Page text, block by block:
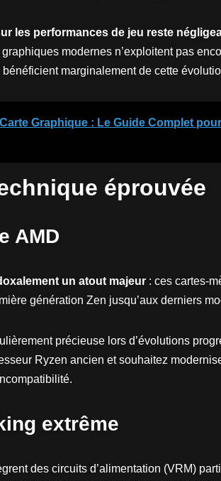
les performances de jeu reste
modernes n’exploitent pas
marginalement de cette
Graphique : Le Guide Complet
éprouvée
AMD
un atout majeur : ces cartes-
génération Zen jusqu’aux derniers
précieuse lors d’évolutions
Ryzen ancien et souhaitez
extrême
des circuits d’alimentation (VRM)